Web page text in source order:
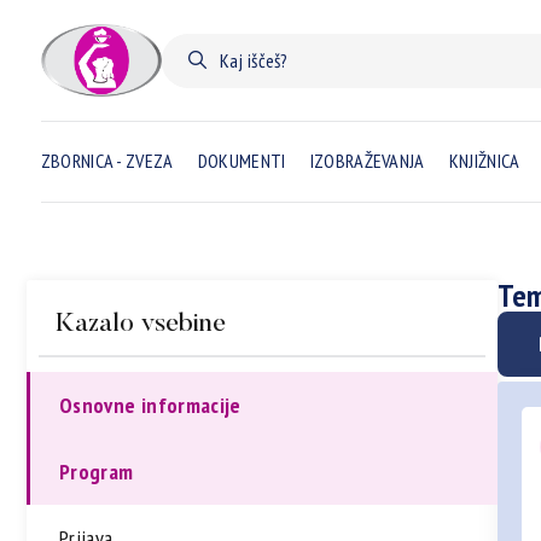
ZBORNICA - ZVEZA DOKUMENTI IZOBRAŽEVANJA KNJIŽNICA
Kazalo vsebine
Osnovne informacije
Program